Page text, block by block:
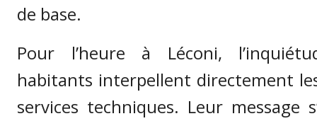
de base.
Pour l’heure à Léconi,
habitants interpellent directement
services techniques. Leur message